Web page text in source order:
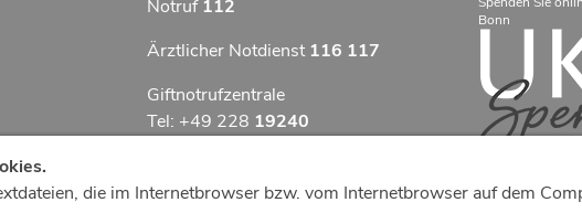
Notruf 112
Ärztlicher Notdienst 116 117
Giftnotrufzentrale
Tel: +49 228 19240
Bonn
die im Internetbrowser bzw. vom Internetbrowser auf dem